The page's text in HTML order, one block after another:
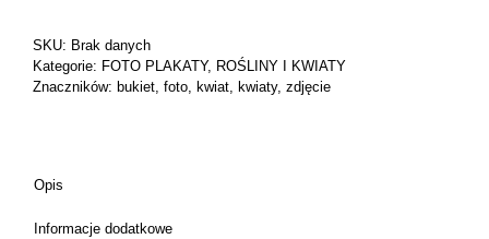
SKU: Brak danych
Kategorie: FOTO PLAKATY, ROŚLINY I KWIATY
Znaczników: bukiet, foto, kwiat, kwiaty, zdjęcie
Opis
Informacje dodatkowe